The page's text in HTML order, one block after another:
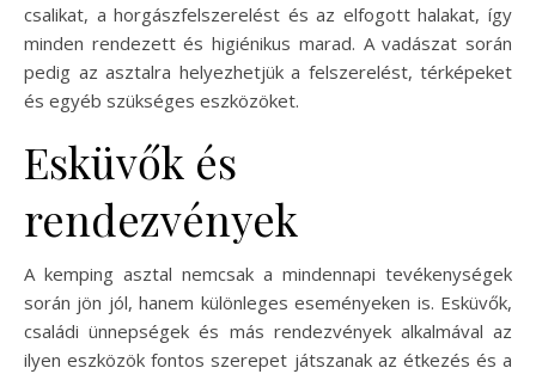
csalikat, a horgászfelszerelést és az elfogott halakat, így
minden rendezett és higiénikus marad. A vadászat során
pedig az asztalra helyezhetjük a felszerelést, térképeket
és egyéb szükséges eszközöket.
Esküvők és
rendezvények
A kemping asztal nemcsak a mindennapi tevékenységek
során jön jól, hanem különleges eseményeken is. Esküvők,
családi ünnepségek és más rendezvények alkalmával az
ilyen eszközök fontos szerepet játszanak az étkezés és a